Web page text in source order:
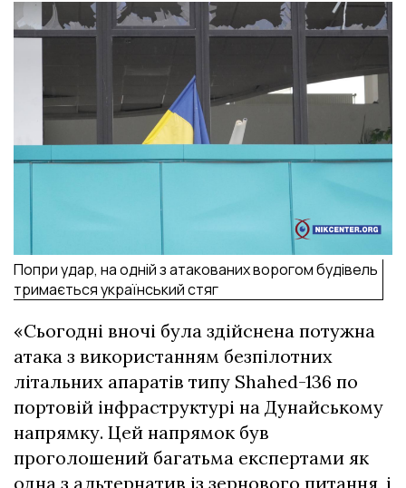
Попри удар, на одній з атакованих ворогом будівель
тримається український стяг
«Сьогодні вночі була здійснена потужна
атака з використанням безпілотних
літальних апаратів типу Shahed-136 по
портовій інфраструктурі на Дунайському
напрямку. Цей напрямок був
проголошений багатьма експертами як
одна з альтернатив із зернового питання, і